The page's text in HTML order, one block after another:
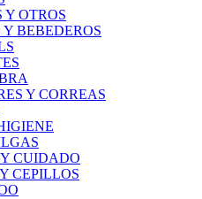
Y OTROS
Y BEBEDEROS
Y CORREAS
CUIDADO
CEPILLOS